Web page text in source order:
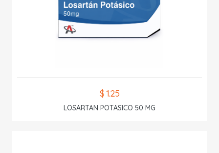
$ 1.25
LOSARTAN POTASICO 50 MG